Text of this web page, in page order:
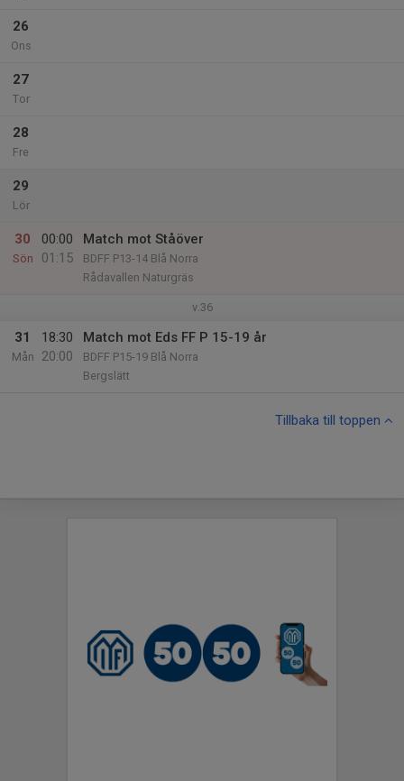
26
Ons
27
Tor
28
Fre
29
Lör
30
Sön
00:00
01:15
Match mot Ståöver
BDFF P13-14 Blå Norra
Rådavallen Naturgräs
v.36
31
Mån
18:30
20:00
Match mot Eds FF P 15-19 år
BDFF P15-19 Blå Norra
Bergslätt
Tillbaka till toppen